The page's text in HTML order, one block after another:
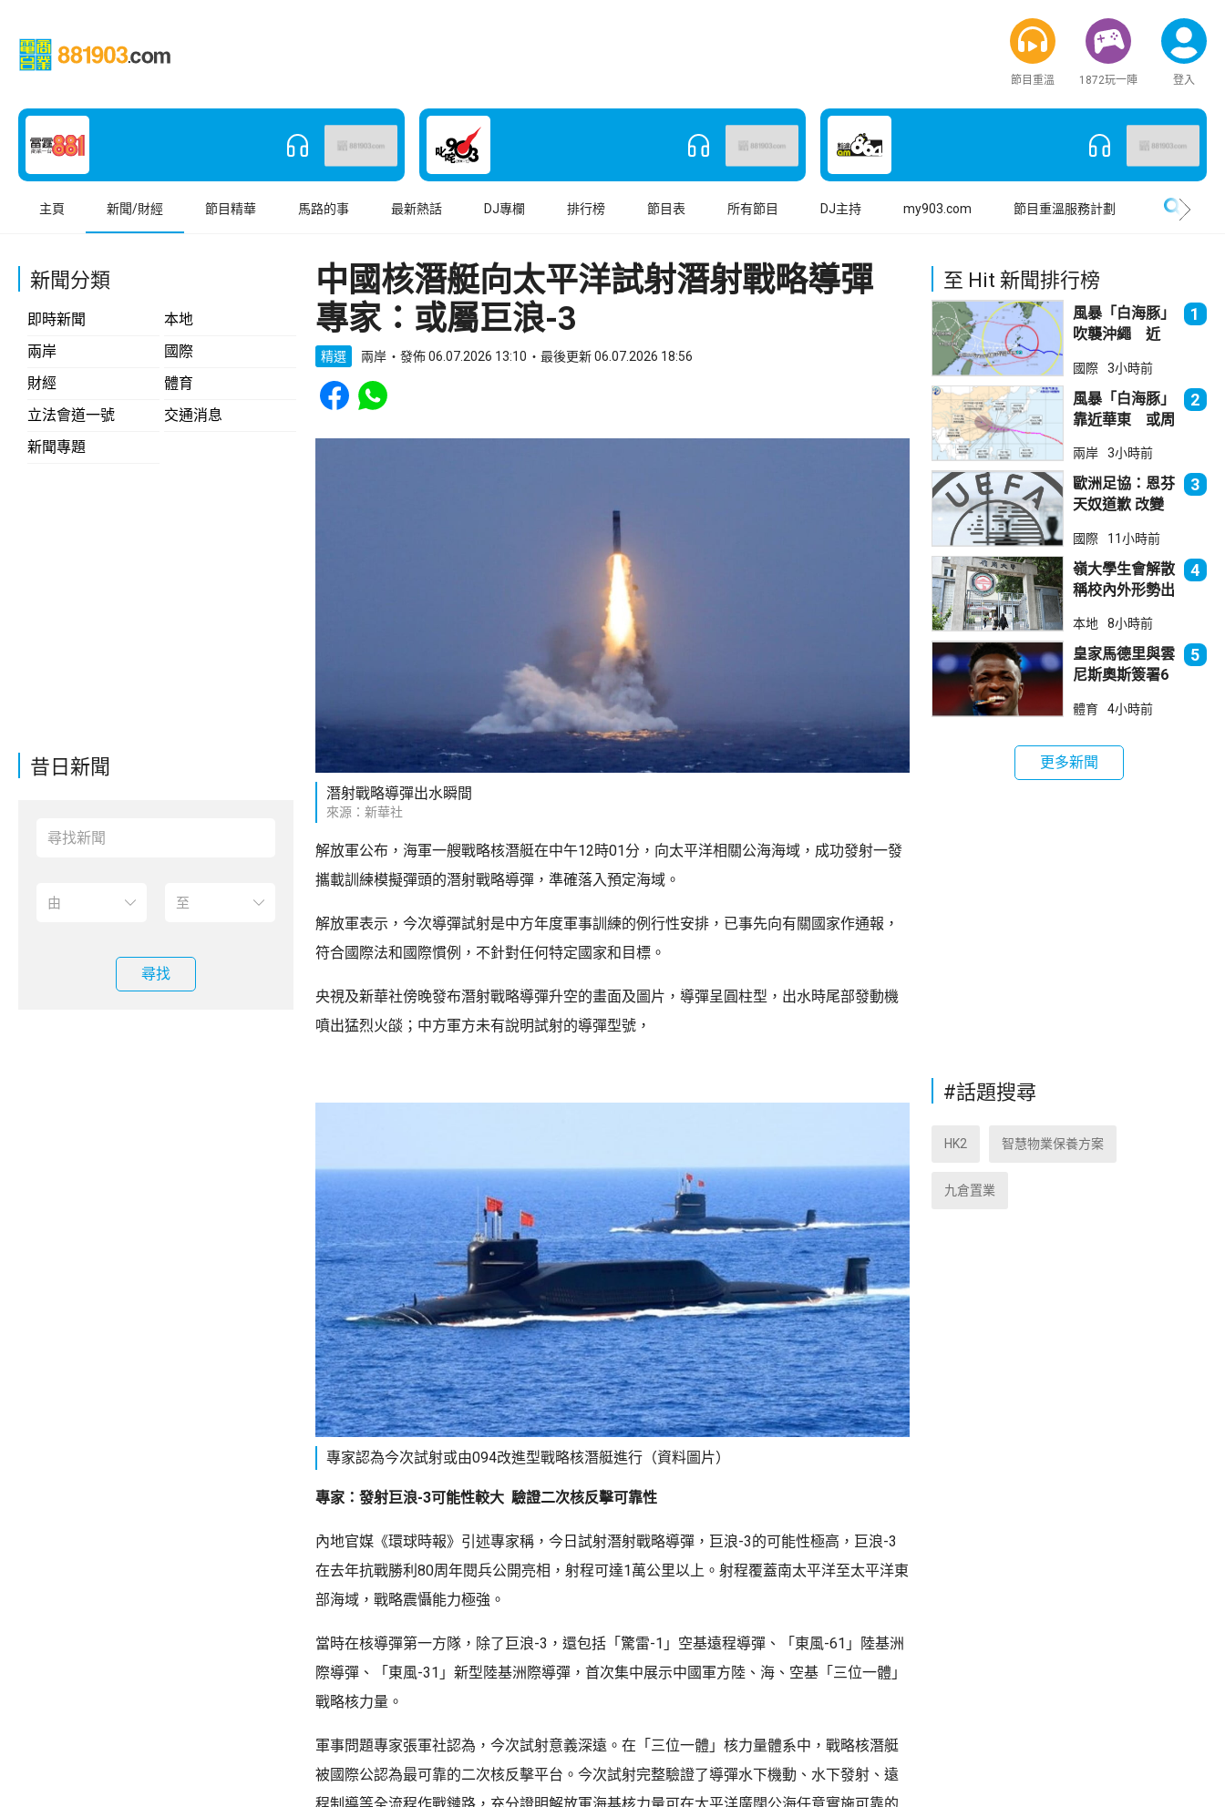
節目重溫 1872玩一陣 登入
主頁 新聞/財經 節目精華 馬路的事 最新熱話 DJ專欄 排行榜 節目表 所有節目 DJ主持 my903.com 節目重溫服務計劃
新聞分類
即時新聞
本地
兩岸
國際
財經
體育
立法會道一號
交通消息
新聞專題
昔日新聞
尋找
中國核潛艇向太平洋試射潛射戰略導彈
專家：或屬巨浪-3
精選 兩岸 發佈 06.07.2026 13:10 最後更新 06.07.2026 18:56
Share to Facebook
Share to WhatsApp
潛射戰略導彈出水瞬間
來源：新華社
解放軍公布，海軍一艘戰略核潛艇在中午12時01分，向太平洋相關公海海域，成功發射一發
攜載訓練模擬彈頭的潛射戰略導彈，準確落入預定海域。
解放軍表示，今次導彈試射是中方年度軍事訓練的例行性安排，已事先向有關國家作通報，
符合國際法和國際慣例，不針對任何特定國家和目標。
央視及新華社傍晚發布潛射戰略導彈升空的畫面及圖片，導彈呈圓柱型，出水時尾部發動機
噴出猛烈火燄；中方軍方未有說明試射的導彈型號，
專家認為今次試射或由094改進型戰略核潛艇進行（資料圖片）
專家：發射巨浪-3可能性較大 驗證二次核反擊可靠性
內地官媒《環球時報》引述專家稱，今日試射潛射戰略導彈，巨浪-3的可能性極高，巨浪-3
在去年抗戰勝利80周年閱兵公開亮相，射程可達1萬公里以上。射程覆蓋南太平洋至太平洋東
部海域，戰略震懾能力極強。
當時在核導彈第一方隊，除了巨浪-3，還包括「驚雷-1」空基遠程導彈、「東風-61」陸基洲
際導彈、「東風-31」新型陸基洲際導彈，首次集中展示中國軍方陸、海、空基「三位一體」
戰略核力量。
軍事問題專家張軍社認為，今次試射意義深遠。在「三位一體」核力量體系中，戰略核潛艇
被國際公認為最可靠的二次核反擊平台。今次試射完整驗證了導彈水下機動、水下發射、遠
至 Hit 新聞排行榜
風暴「白海豚」
吹襲沖繩 近
1
國際 3小時前
風暴「白海豚」
靠近華東 或周
2
兩岸 3小時前
歐洲足協：恩芬
天奴道歉 改變
立場
3
國際 11小時前
嶺大學生會解散
稱校內外形勢出
4
本地 8小時前
皇家馬德里與雲
尼斯奧斯簽署6
5
體育 4小時前
更多新聞
#話題搜尋
HK2 智慧物業保養方案
九倉置業